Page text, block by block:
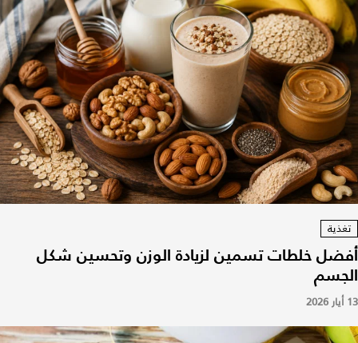
تغذية
أفضل خلطات تسمين لزيادة الوزن وتحسين شكل
الجسم
13 أيار 2026